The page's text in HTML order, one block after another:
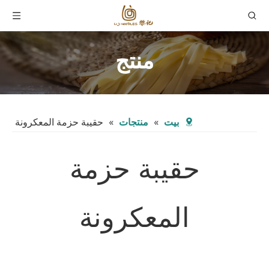
منتج
بيت » منتجات » حقيبة حزمة المعكرونة
حقيبة حزمة
المعكرونة